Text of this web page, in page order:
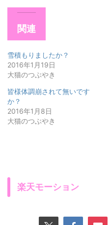
関連
雪積もりましたか？
2016年1月19日
大猫のつぶやき
皆様体調崩されて無いです
か？
2016年1月8日
大猫のつぶやき
楽天モーション